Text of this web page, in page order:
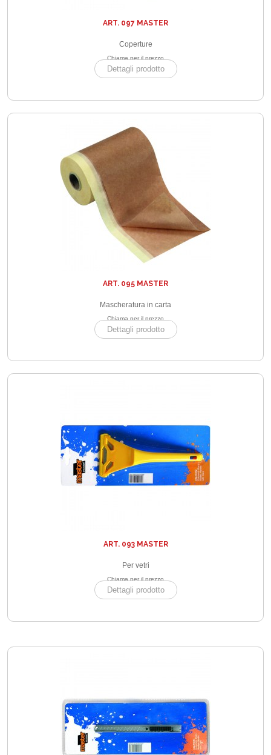
ART. 097 MASTER
Coperture
Chiama per il prezzo
Dettagli prodotto
ART. 095 MASTER
Mascheratura in carta
Chiama per il prezzo
Dettagli prodotto
ART. 093 MASTER
Per vetri
Chiama per il prezzo
Dettagli prodotto